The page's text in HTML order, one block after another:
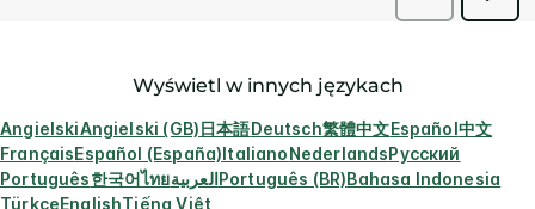
Wyświetl w innych językach
AngielskiAngielski (GB)日本語Deutsch繁體中文Español中文
FrançaisEspañol (España)ItalianoNederlandsРусский
Português한국어ไทยالعربيةPortuguês (BR)Bahasa Indonesia
TürkçeEnglishTiếng Việt